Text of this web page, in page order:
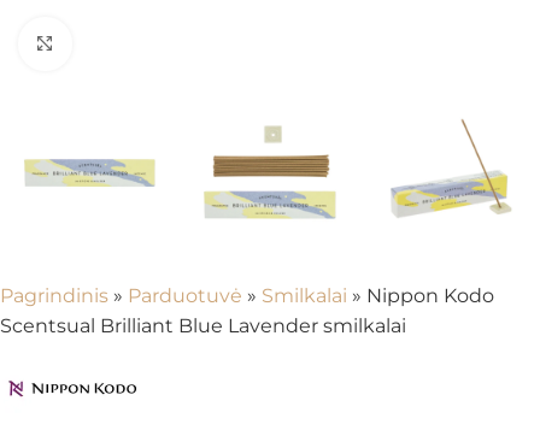
Pagrindinis » Parduotuvė » Smilkalai » Nippon Kodo
Scentsual Brilliant Blue Lavender smilkalai